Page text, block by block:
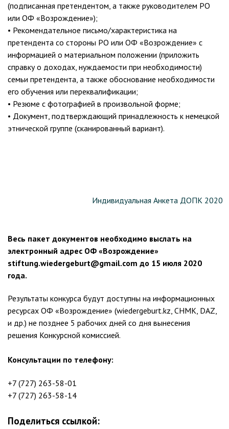
(подписанная претендентом, а также руководителем РО
или ОФ «Возрождение»);
• Рекомендательное письмо/характеристика на
претендента со стороны РО или ОФ «Возрождение» с
информацией о материальном положении (приложить
справку о доходах, нуждаемости при необходимости)
семьи претендента, а также обоснование необходимости
его обучения или переквалификации;
• Резюме с фотографией в произвольной форме;
• Документ, подтверждающий принадлежность к немецкой
этнической группе (сканированный вариант).
Индивидуальная Анкета ДОПК 2020
Весь пакет документов необходимо выслать на
электронный адрес ОФ «Возрождение»
stiftung.wiedergeburt@gmail.com до 15 июля 2020
года.
Результаты конкурса будут доступны на информационных
ресурсах ОФ «Возрождение» (wiedergeburt.kz, СНМК, DAZ,
и др.) не позднее 5 рабочих дней со дня вынесения
решения Конкурсной комиссией.
Консультации по телефону:
+7 (727) 263-58-01
+7 (727) 263-58-14
Поделиться ссылкой: